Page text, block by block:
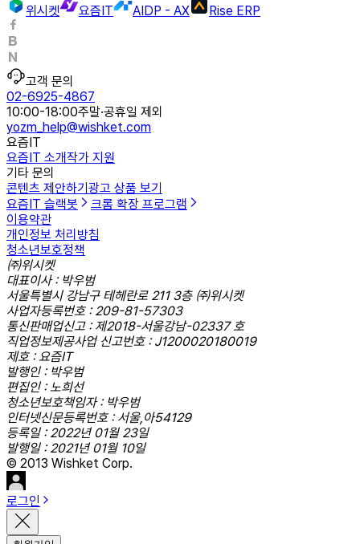
위시켓
요즘IT AIDP - AX Rise ERP
고객 문의
02-6925-4867
10:00-18:00주말·공휴일 제외
yozm_help@wishket.com
요즘IT
요즘IT 소개작가 지원
기타 문의
콘텐츠 제안하기 광고 상품 보기
요즘IT 슬랙봇
크롬 확장 프로그램
이용약관
개인정보 처리방침
청소년보호정책
㈜위시켓
대표이사 : 박우범
서울특별시 강남구 테헤란로 211 3층 ㈜위시켓
사업자등록번호 : 209-81-57303
통신판매업신고 : 제2018-서울강남-02337 호
직업정보제공사업 신고번호 : J1200020180019
제호 : 요즘IT
발행인 : 박우범
편집인 : 노희선
청소년보호책임자 : 박우범
인터넷신문등록번호 : 서울,아54129
등록일 : 2022년 01월 23일
발행일 : 2021년 01월 10일
© 2013 Wishket Corp.
로그인